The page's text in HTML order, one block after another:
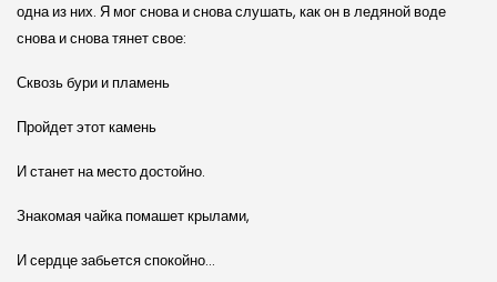
одна из них. Я мог снова и снова слушать, как он в ледяной воде
снова и снова тянет свое:
Сквозь бури и пламень
Пройдет этот камень
И станет на место достойно.
Знакомая чайка помашет крылами,
И сердце забьется спокойно…